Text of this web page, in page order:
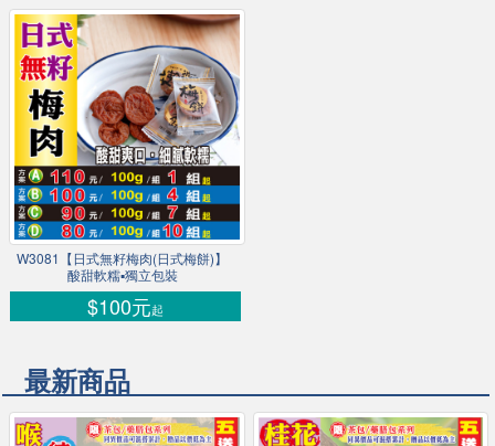
W3081【日式無籽梅肉(日式梅餅)】
酸甜軟糯▪獨立包裝
$100元起
最新商品